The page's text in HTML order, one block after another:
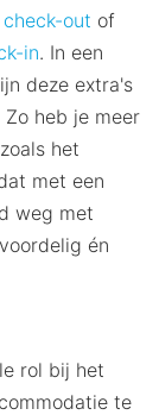
out of
in. In een
deze extra's
Zo heb je meer
het
met een
weg met
én
rol bij het
te